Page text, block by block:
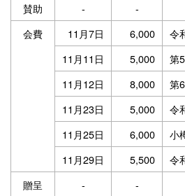
賛助
- -
会費
11月7日 6,000
令
11月11日
5,000
第
11月12日
8,000
第
11月23日
5,000
令
11月25日
6,000
小
11月29日
5,500
令
贈呈
- -